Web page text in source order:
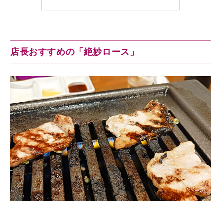
店長おすすめの「絶妙ロース」